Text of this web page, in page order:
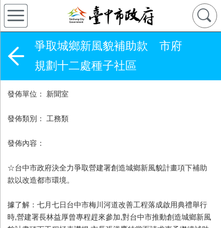
爭取城鄉新風貌補助款 市府
規劃十二處種子社區
發佈單位： 新聞室
發佈類別： 工務類
發佈內容：
☆台中市政府決全力爭取營建署創造城鄉新風貌計畫項下補助
款以改造都市環境。
據了解：七月七日台中市梅川河道改善工程落成啟用典禮舉行
時,營建署長林益厚曾專程趕來參加,對台中市推動創造城鄉新風